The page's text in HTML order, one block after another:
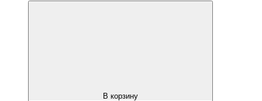
В корзину